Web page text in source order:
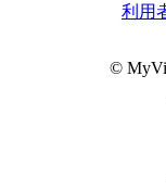
利用
©